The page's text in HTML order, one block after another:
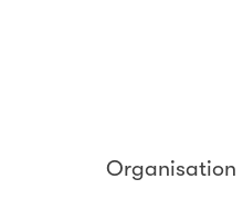
Organisation